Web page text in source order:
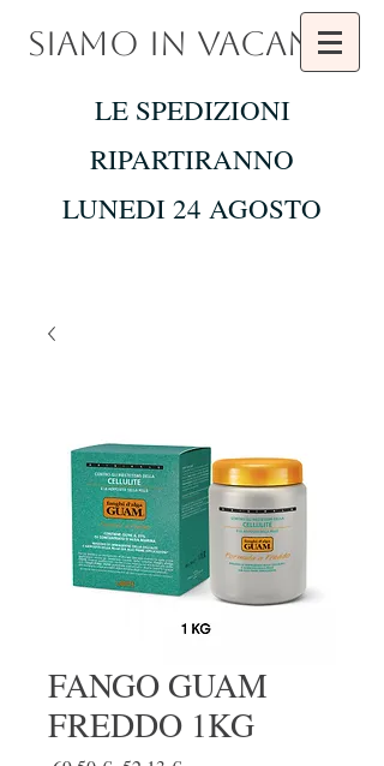
SIAMO IN VACANZA
LE SPEDIZIONI
RIPARTIRANNO
LUNEDI 24 AGOSTO
FANGO GUAM
FREDDO 1KG